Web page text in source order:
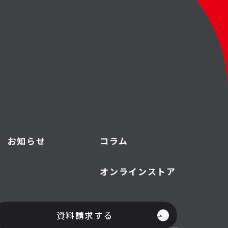
お知らせ コラム
オンラインストア
資料請求する